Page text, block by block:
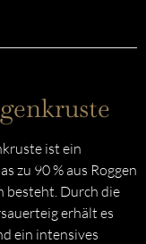
ist ein
zu 90 % aus Roggen
besteht. Durch die
erhält es
ein intensives